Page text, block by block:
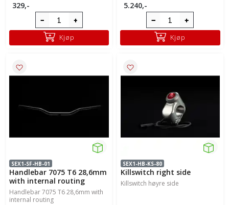
329,-
Kjøp
5.240,-
Kjøp
SEX1-SF-HB-01
Handlebar 7075 T6 28,6mm
with internal routing
Handlebar 7075 T6 28,6mm with
internal routing
SEX1-HB-KS-80
Killswitch right side
Killswitch høyre side